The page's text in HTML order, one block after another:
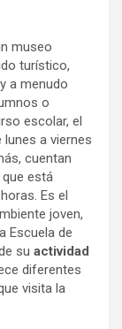
museo
turístico,
a menudo
o
escolar, el
lunes a viernes
cuentan
está
Es el
joven,
Escuela de
su actividad
diferentes
visita la